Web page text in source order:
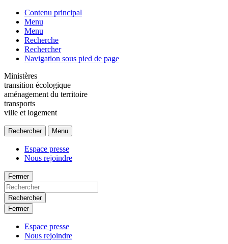
Contenu principal
Menu
Menu
Recherche
Rechercher
Navigation sous pied de page
Ministères
transition écologique
aménagement du territoire
transports
ville et logement
Rechercher Menu
Espace presse
Nous rejoindre
Fermer
Rechercher
Fermer
Espace presse
Nous rejoindre